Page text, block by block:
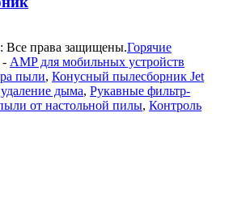
Все права защищены.Горячие
- AMP для мобильных устройств
пыли, Конусный пылесборник Jet
дыма, Рукавные фильтр-
от настольной пилы, Контроль